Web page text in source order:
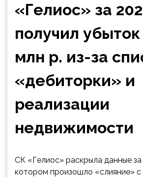
«Гелиос» за
получил убыток
млн р. из-за
«дебиторки» и
реализации
недвижимости
СК «Гелиос» раскрыла данные за
котором произошло «слияние»